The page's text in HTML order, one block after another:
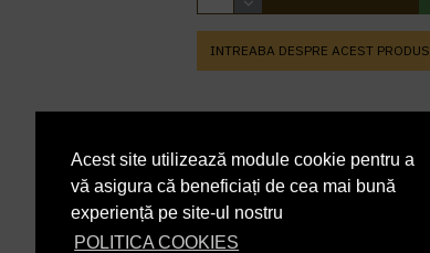
Acest site utilizează module cookie pentru a
vă asigura că beneficiați de cea mai bună
experiență pe site-ul nostru
POLITICA COOKIES
INTREABA DESPRE ACEST PRODUS